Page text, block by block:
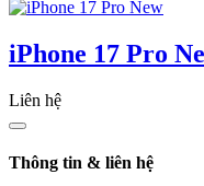
iPhone 17 Pro
Liên hệ
Thông tin & liên hệ